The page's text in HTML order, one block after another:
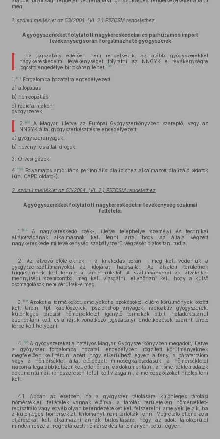
meg.
1. számú melléklet az 53/2004. (VI. 2.) ESZCSM rendelethez
A gyógyszerekkel folytatott nagykereskedelmi és párhuzamos import
tevékenység során forgalmazható gyógyszerek
Ha jogszabály eltérően nem rendelkezik, az alábbi gyógyszerekkel
nagykereskedelmi tevékenységet folytatni az NNGYK e tevékenységre
jogosító engedélye birtokában lehet. 100
1. 101 Forgalomba hozatalra engedélyezett
a) allopátiás
b) homeopátiás
c) radiofarmakon
gyógyszerek.
2. 102
A Magyar, illetve az Európai Gyógyszerkönyvben szereplő, vagy az
NNGYK által gyógyszerkészítésre engedélyezett
a) gyógyszeranyagok,
b) növényi és állati drogok.
3.
Orvosi gázok.
4. 103
Folyamatos ambuláns peritoniális dialízishez alkalmazott dializáló oldatok
(ún. CAPD oldatok).
2. számú melléklet az 53/2004. (VI. 2.) ESZCSM rendelethez
A gyógyszerekkel folytatott nagykereskedelmi tevékenység szakmai
feltételei
1. 104
A nagykereskedő szék-, illetve telephelye személyi és technikai
ellátottságának alkalmasnak kell lenni arra, hogy az általa végzett
nagykereskedelmi tevékenység szabályszerű végzését biztosítani tudja.
2. Az átvevő előtereknek – a kirakodás során – meg kell védeniük a
gyógyszerszállítmányokat az időjárás hatásaitól. Az átvételi területnek
függetlennek kell lennie a tárolóterülettől. A szállítmányokat az átvételkor
mennyiségi szempontból meg kell vizsgálni, ellenőrizni kell, hogy a külső
csomagolások nem sérültek-e meg.
3. 105 Azokat a termékeket, amelyeket a szokásoktól eltérő körülmények között
kell tárolni (pl. kábítószerek, pszichotrop anyagok, radioaktív gyógyszerek,
különleges tárolási hőmérsékletet igénylő termékek stb.), haladéktalanul
azonosítani kell, és a rájuk vonatkozó jogszabályi rendelkezések szerinti tároló
térbe kell helyezni.
4. 106 A gyógyszereket a hatályos Magyar Gyógyszerkönyvben megadott, illetve
a gyógyszer forgalomba hozatali engedélyben rögzített körülményeknek
megfelelően kell tárolni azért, hogy elkerülhető legyen a fény, a páratartalom
vagy a hőmérséklet által előidézett minőségkárosodásuk. a hőmérsékletet
naponta legalább kétszer kell ellenőrizni és dokumentálni. a hőmérsékleti adatok
dokumentumait rendszeresen felül kell vizsgálni, a mérőeszközöket hitelesíteni
kell.
4.1. Abban az esetben, ha a gyógyszer tárolására különleges tárolási
hőmérsékleti feltételek vannak előírva, a tárolási területeken hőmérséklet-
regisztráló vagy egyéb olyan berendezéseket kell felszerelni, amelyek jelzik, ha
a különleges hőmérsékleti tartományt nem tartották fenn. Megfelelő ellenőrzési
eljárásokat kell alkalmazni annak biztosítására, hogy az adott tárolóterület
minden része a meghatározott hőmérsékleti tartományon belül legyen.